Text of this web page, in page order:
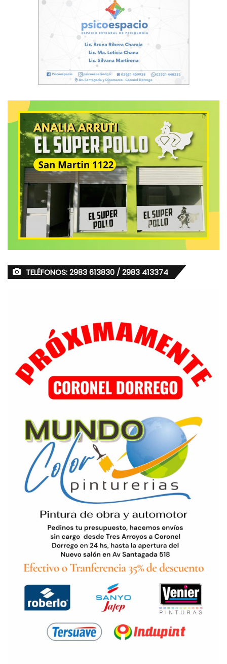
TELÉFONOS: 2983 613830 / 2983 413374